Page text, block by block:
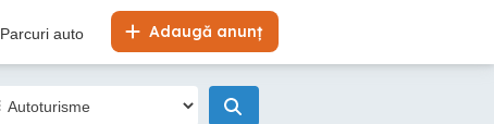
Adaugă anunț
Parcuri auto